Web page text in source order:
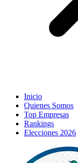
Inicio
Quienes Somos
Top Empresas
Rankings
Elecciones 2026